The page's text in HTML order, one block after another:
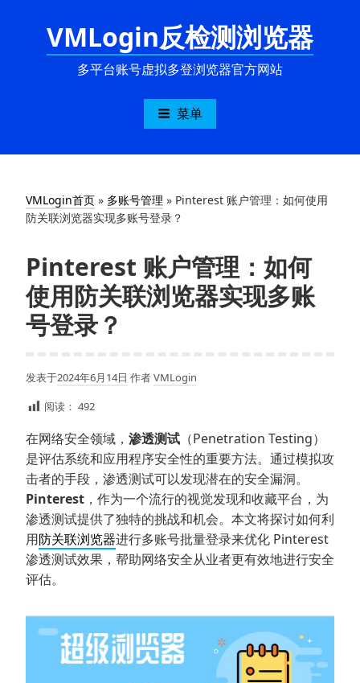
VMLogin反检测浏览器
多平台账号虚拟多登浏览器官方网站
菜单
VMLogin首页 » 多账号管理 » Pinterest 账户管理：如何使用
防关联浏览器实现多账号登录？
Pinterest 账户管理：如何
使用防关联浏览器实现多账
号登录？
发表于2024年6月14日 作者VMLogin
阅读： 492
在网络安全领域， 渗透测试 （Penetration Testing）
是评估系统和应用程序安全性的重要方法。通过模拟攻
击者的手段，渗透测试可以发现潜在的安全漏洞。
Pinterest ，作为一个流行的视觉发现和收藏平台，为
渗透测试提供了独特的挑战和机会。本文将探讨如何利
用防关联浏览器进行多账号批量登录来优化 Pinterest
渗透测试效果，帮助网络安全从业者更有效地进行安全
评估。